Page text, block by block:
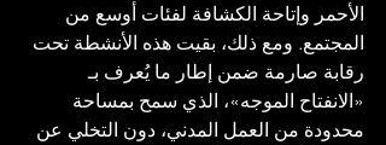
الأحمر وإتاحة الكشافة لفئات أوسع من
المجتمع. ومع ذلك، بقيت هذه الأنشطة تحت
رقابة صارمة ضمن إطار ما يُعرف بـ
«الانفتاح الموجه»، الذي سمح بمساحة
محدودة من العمل المدني، دون التخلي عن